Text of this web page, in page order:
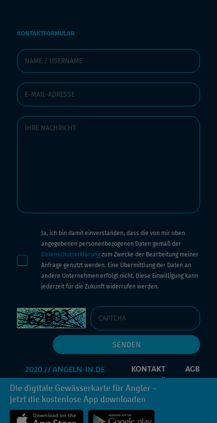
Die digitale Gewässerkarte für Angler –
jetzt die kostenlose App downloaden
KONTAKTFORMULAR
Ja, ich bin damit einverstanden, dass die von mir oben
angegebenen personenbezogenen Daten gemäß der
Datenschutzerklärung zum Zwecke der Bearbeitung meiner
Anfrage genutzt werden. Eine Übermittlung der Daten an
andere Unternehmen erfolgt nicht. Diese Einwilligung kann
jederzeit für die Zukunft widerrufen werden.
KONTAKT
AGB
IMPRESSUM
DATENSCHUTZERKLÄRUNG
PROMOCODE
INFORMATIONEN ANFORDERN